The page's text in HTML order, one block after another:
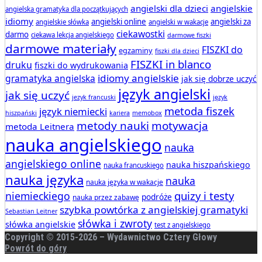
angielska gramatyka dla początkujących angielski dla dzieci angielskie
idiomy angielskie słówka angielski online angielski w wakacje angielski za
darmo ciekawa lekcja angielskiego ciekawostki darmowe fiszki
darmowe materiały egzaminy fiszki dla dzieci FISZKI do
druku fiszki do wydrukowania FISZKI in blanco
gramatyka angielska idiomy angielskie jak się dobrze uczyć
jak się uczyć jezyk francuski język angielski język
hiszpański język niemiecki kariera memobox metoda fiszek
metoda Leitnera metody nauki motywacja
nauka angielskiego nauka
angielskiego online nauka francuskiego nauka hiszpańskiego
nauka języka nauka języka w wakacje nauka
niemieckiego nauka przez zabawę podróże quizy i testy
Sebastian Leitner szybka powtórka z angielskiej gramatyki
słówka angielskie słówka i zwroty test z angielskiego
Copyright © 2015-2026 – Wydawnictwo Cztery Głowy
Powrót do góry